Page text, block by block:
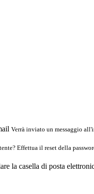
Verrà inviato un messaggio
Effettua il reset della
la casella di posta